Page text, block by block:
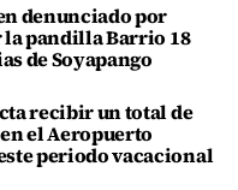
denunciado por
pandilla Barrio 18
de Soyapango
recibir un total de
el Aeropuerto
periodo vacacional